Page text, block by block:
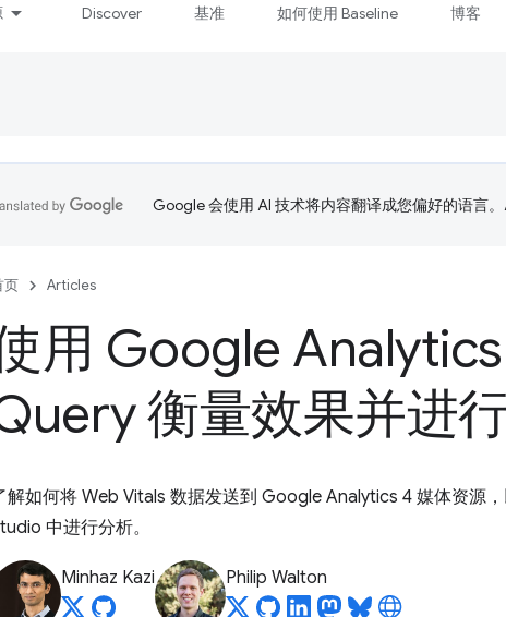
Discover 基准 如何使用 Baseline 博客
Google 会使用 AI 技术将内容翻译成您偏好的语言。
页 Articles
用 Google
衡量效果并进
解如何将 Web Vitals 数据发送到 Google Analytics 4 媒体资源
中进行分析。
Minhaz Kazi Philip Walton